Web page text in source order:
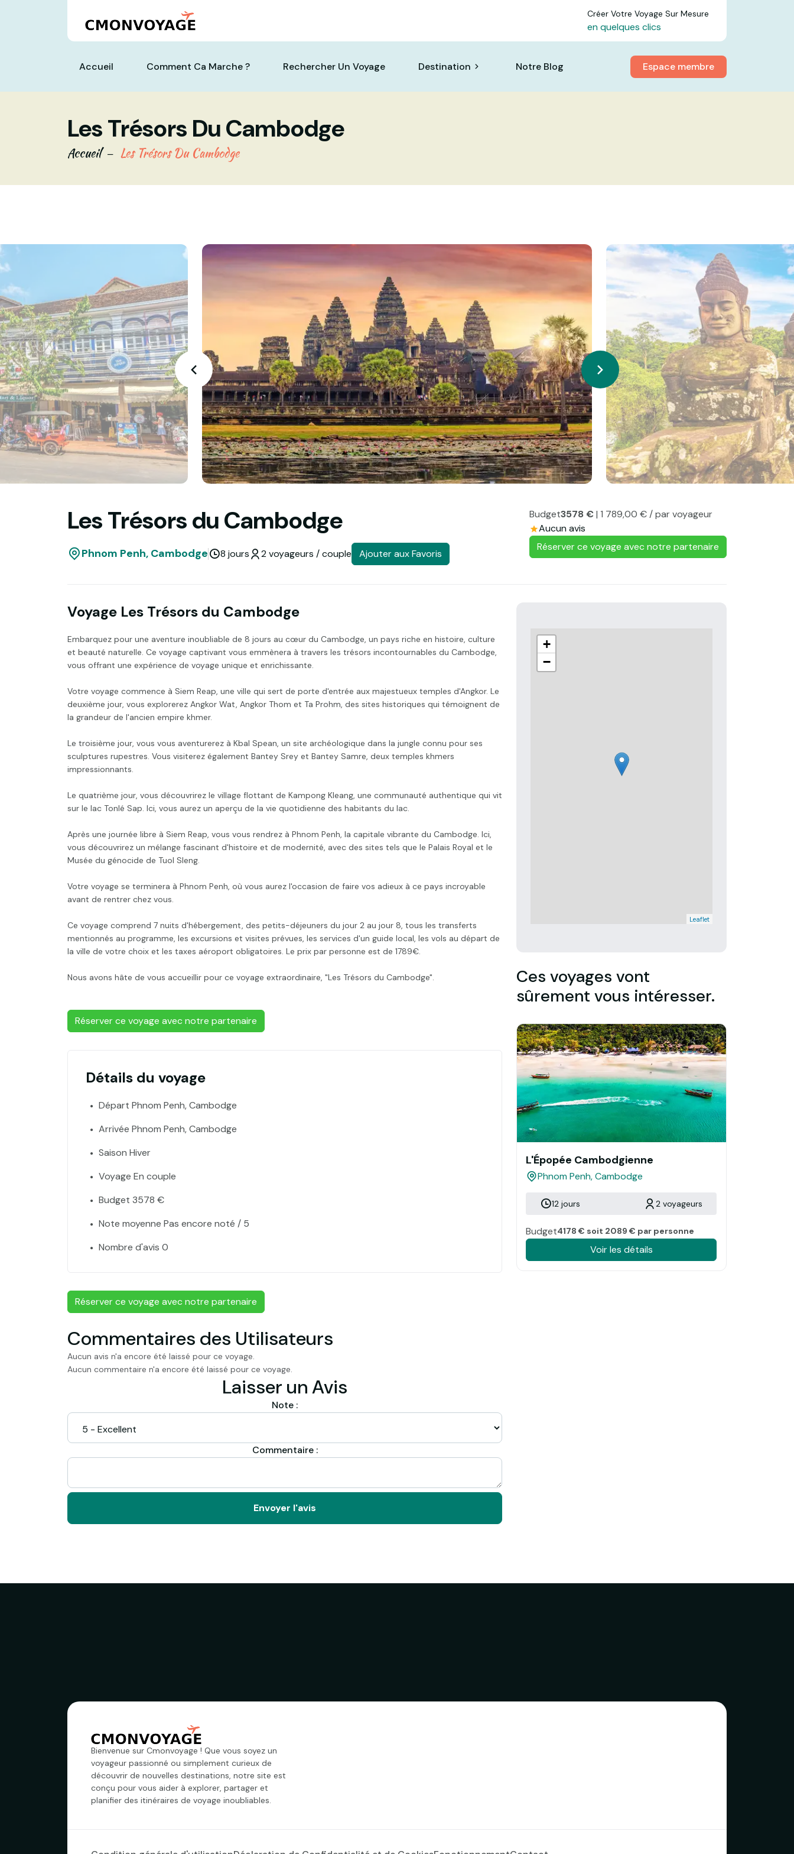
Créer Votre Voyage Sur Mesure
en quelques clics
Accueil Comment Ca Marche ? Rechercher Un Voyage Destination Notre Blog Espace membre
Les Trésors Du Cambodge
Accueil Les Trésors Du Cambodge
Les Trésors du Cambodge
Phnom Penh, Cambodge 8 jours 2 voyageurs / couple Ajouter aux Favoris
Budget3578 €| 1 789,00 € / par voyageur
Aucun avis
Réserver ce voyage avec notre partenaire
Voyage Les Trésors du Cambodge
Embarquez pour une aventure inoubliable de 8 jours au cœur du Cambodge, un pays riche en histoire, culture
et beauté naturelle. Ce voyage captivant vous emmènera à travers les trésors incontournables du Cambodge,
vous offrant une expérience de voyage unique et enrichissante.
Votre voyage commence à Siem Reap, une ville qui sert de porte d'entrée aux majestueux temples d'Angkor. Le
deuxième jour, vous explorerez Angkor Wat, Angkor Thom et Ta Prohm, des sites historiques qui témoignent de
la grandeur de l'ancien empire khmer.
Le troisième jour, vous vous aventurerez à Kbal Spean, un site archéologique dans la jungle connu pour ses
sculptures rupestres. Vous visiterez également Bantey Srey et Bantey Samre, deux temples khmers
impressionnants.
Le quatrième jour, vous découvrirez le village flottant de Kampong Kleang, une communauté authentique qui vit
sur le lac Tonlé Sap. Ici, vous aurez un aperçu de la vie quotidienne des habitants du lac.
Après une journée libre à Siem Reap, vous vous rendrez à Phnom Penh, la capitale vibrante du Cambodge. Ici,
vous découvrirez un mélange fascinant d'histoire et de modernité, avec des sites tels que le Palais Royal et le
Musée du génocide de Tuol Sleng.
Votre voyage se terminera à Phnom Penh, où vous aurez l'occasion de faire vos adieux à ce pays incroyable
avant de rentrer chez vous.
Ce voyage comprend 7 nuits d'hébergement, des petits-déjeuners du jour 2 au jour 8, tous les transferts
mentionnés au programme, les excursions et visites prévues, les services d'un guide local, les vols au départ de
la ville de votre choix et les taxes aéroport obligatoires. Le prix par personne est de 1789€.
Nous avons hâte de vous accueillir pour ce voyage extraordinaire, "Les Trésors du Cambodge".
Réserver ce voyage avec notre partenaire
Détails du voyage
Départ Phnom Penh, Cambodge
Arrivée Phnom Penh, Cambodge
Saison Hiver
Voyage En couple
Budget 3578 €
Note moyenne Pas encore noté / 5
Nombre d'avis 0
Réserver ce voyage avec notre partenaire
Commentaires des Utilisateurs
Aucun avis n'a encore été laissé pour ce voyage.
Aucun commentaire n'a encore été laissé pour ce voyage.
Laisser un Avis
Note :
Commentaire :
Envoyer l'avis
+
−
Leaflet
Ces voyages vont
sûrement vous intéresser.
L'Épopée Cambodgienne
Phnom Penh, Cambodge
12 jours 2 voyageurs
Budget4178 € soit 2089 € par personne
Voir les détails
Bienvenue sur Cmonvoyage ! Que vous soyez un
voyageur passionné ou simplement curieux de
découvrir de nouvelles destinations, notre site est
conçu pour vous aider à explorer, partager et
planifier des itinéraires de voyage inoubliables.